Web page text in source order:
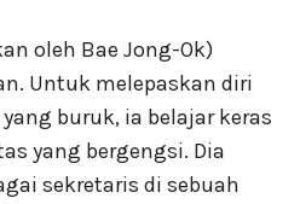
oleh Bae Jong-Ok)
Untuk melepaskan diri
buruk, ia belajar keras
yang bergengsi. Dia
sekretaris di sebuah